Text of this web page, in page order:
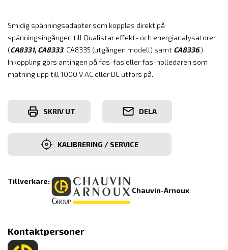
Smidig spänningsadapter som kopplas direkt på
spänningsingången till Qualistar effekt- och energianalysatorer.
(CA8331, CA8333, CA8335 (utgången modell) samt CA8336.)
Inkoppling görs antingen på fas-fas eller fas-nolledaren som
mätning upp till 1000 V AC eller DC utförs på.
SKRIV UT DELA
KALIBRERING / SERVICE
Tillverkare:
Chauvin-Arnoux
Kontaktpersoner